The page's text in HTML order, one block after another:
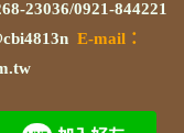
23036/0921-844221
E-mail：